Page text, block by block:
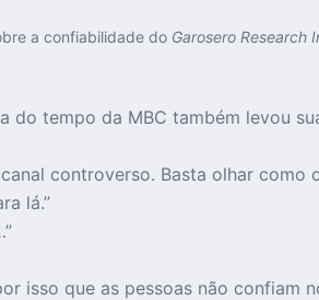
a confiabilidade do Garosero Research
do tempo da MBC também levou
controverso. Basta olhar
lá.”
isso que as pessoas não confiam